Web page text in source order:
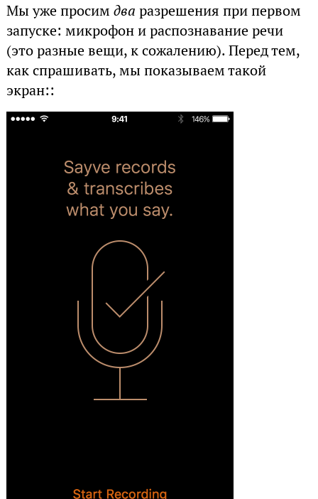
Мы уже просим два разрешения при первом
запуске: микрофон и распознавание речи
(это разные вещи, к сожалению). Перед тем,
как спрашивать, мы показываем такой
экран::